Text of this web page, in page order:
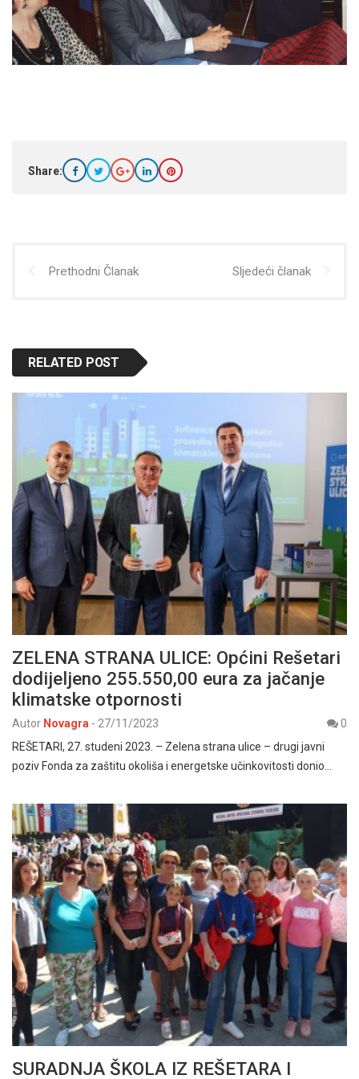
Share:
Prethodni Članak Sljedeći članak
RELATED POST
ZELENA STRANA ULICE: Općini Rešetari
dodijeljeno 255.550,00 eura za jačanje
klimatske otpornosti
Autor Novagra - 27/11/2023
0
REŠETARI, 27. studeni 2023. – Zelena strana ulice – drugi javni
poziv Fonda za zaštitu okoliša i energetske učinkovitosti donio…
SURADNJA ŠKOLA IZ REŠETARA I